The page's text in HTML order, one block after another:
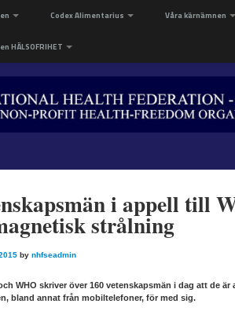
Codex Alimentarius Våra kärnämnen
HÄLSOFRIHET
i appell till
strålning
by nhfseadmin
WHO skriver över 160 vetenskapsmän i dag att de
bland annat från mobiltelefoner, för med sig.